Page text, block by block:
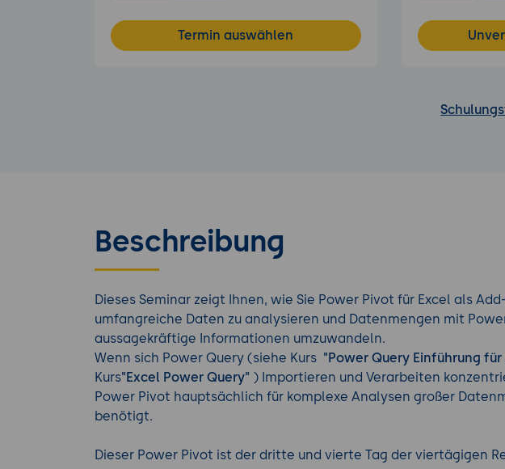
Termin auswählen
Beschreibung
Dieses Seminar zeigt Ihnen, wie Sie Power Pivot für Excel als
umfangreiche Daten zu analysieren und Datenmengen mit
aussagekräftige Informationen umzuwandeln.
Wenn sich Power Query (siehe Kurs "Power Query Einführung
Kurs"Excel Power Query" ) Importieren und Verarbeiten
Power Pivot hauptsächlich für komplexe Analysen großer
benötigt.
Dieser Power Pivot ist der dritte und vierte Tag der viertägigen